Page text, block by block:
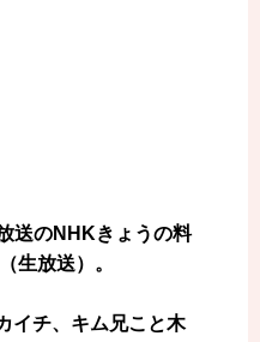
送のNHKきょうの料
生放送）。
イチ、キム兄こと木